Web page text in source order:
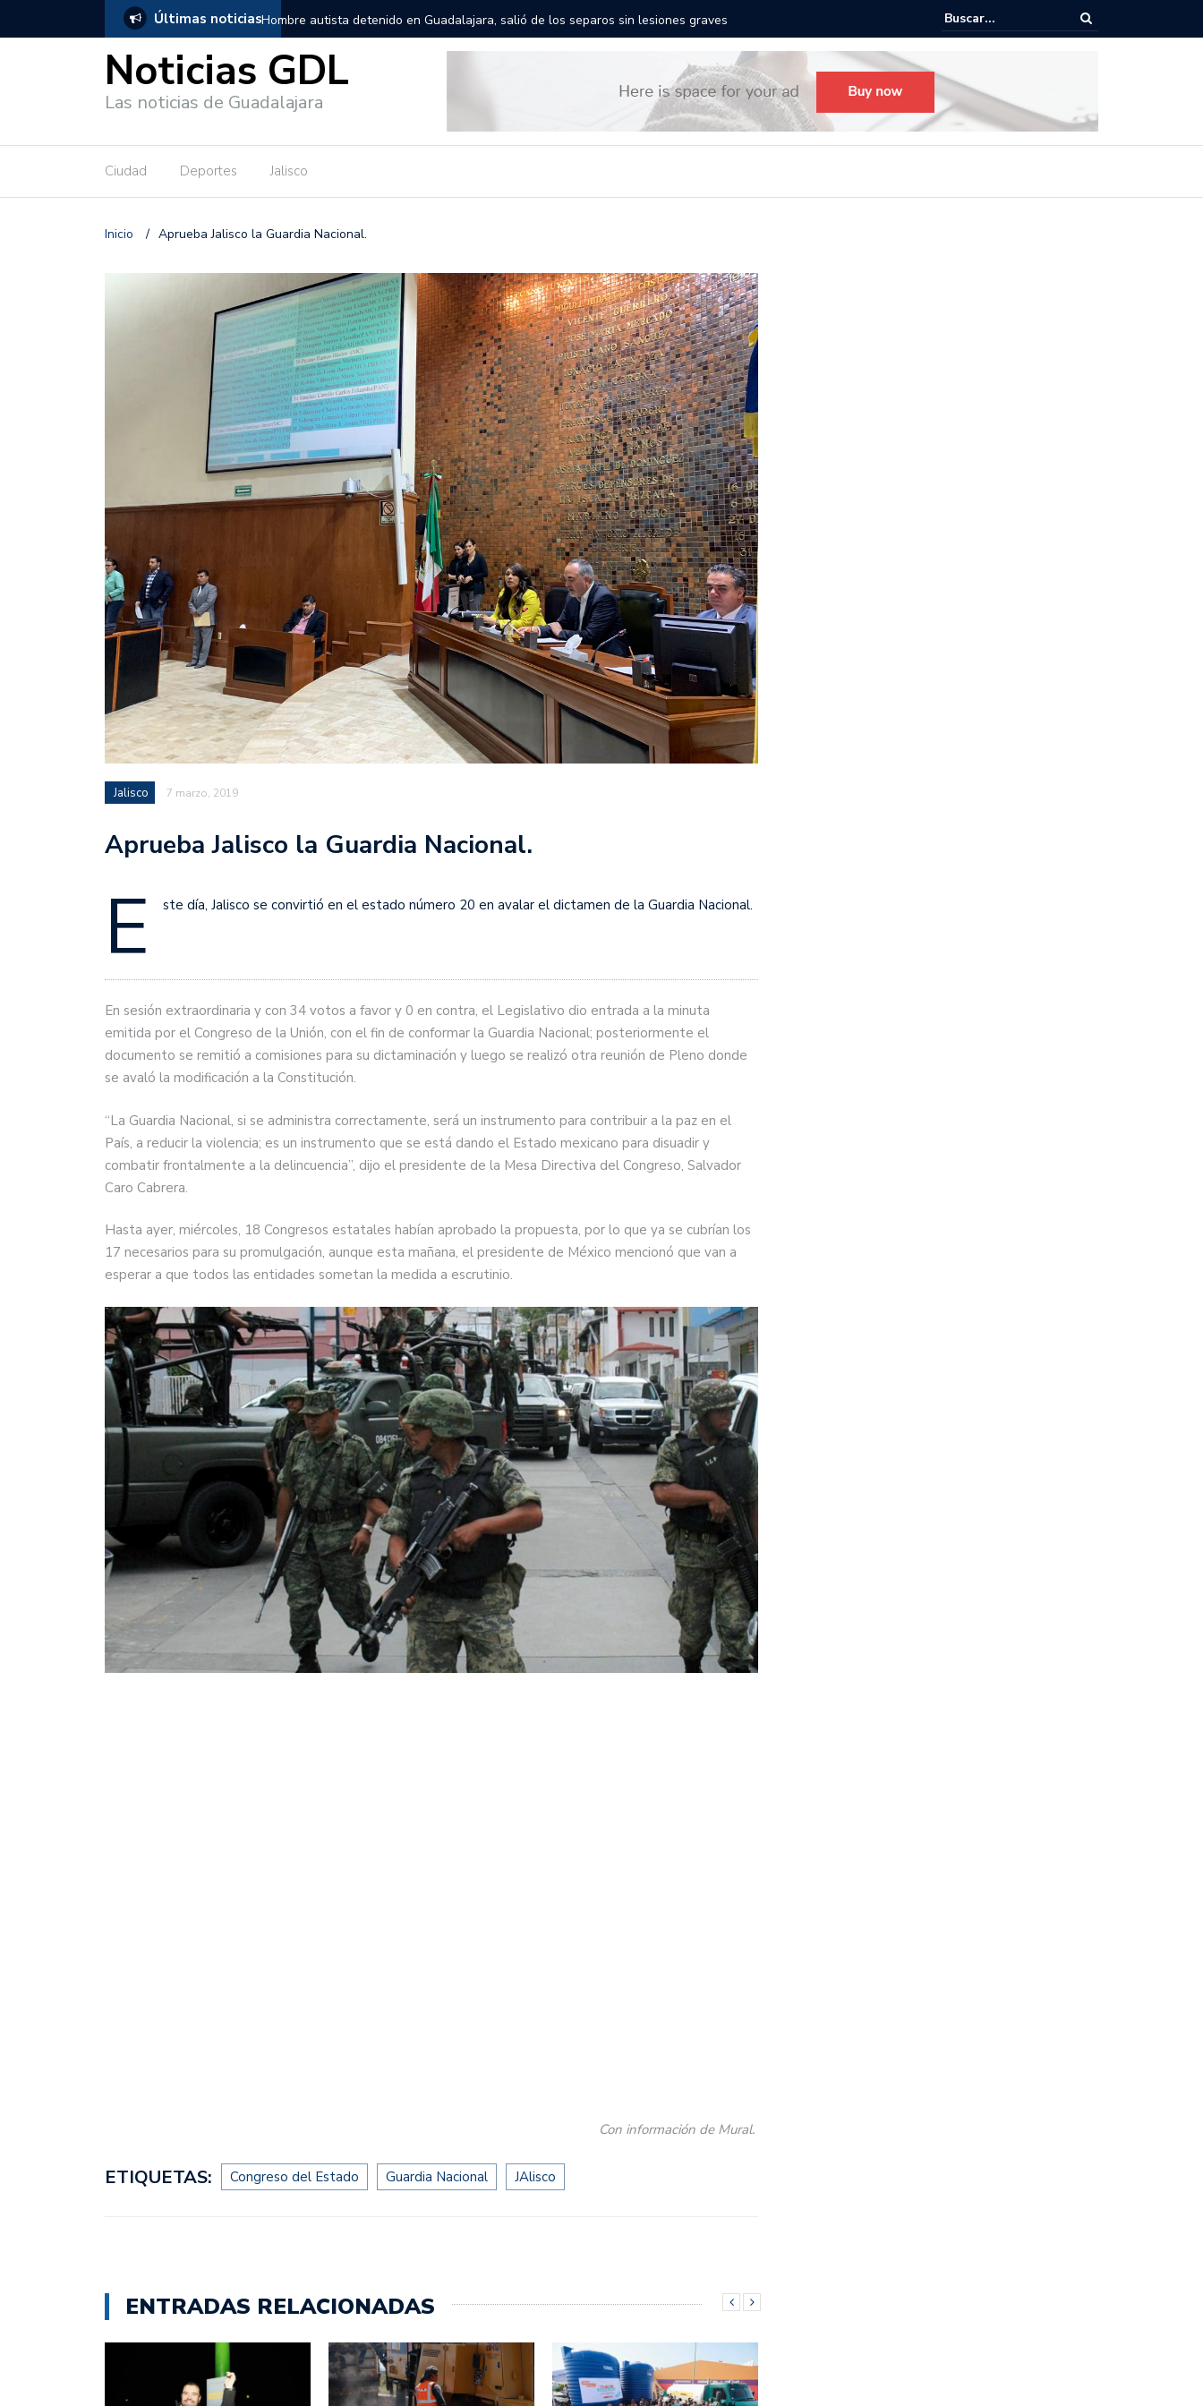
Últimas noticias
salió de los separos sin lesiones graves Títeres gigantes recorrerán las calles de Guadalajara: aparta la fecha Todo listo para el Festival Desfile Día de Muertos 2025 en Guadalajara
Noticias GDL
Las noticias de Guadalajara
Ciudad Deportes Jalisco
Inicio / Aprueba Jalisco la Guardia Nacional.
Jalisco 7 marzo, 2019
Aprueba Jalisco la Guardia Nacional.
E ste día, Jalisco se convirtió en el estado número 20 en avalar el dictamen de la Guardia Nacional.
En sesión extraordinaria y con 34 votos a favor y 0 en contra, el Legislativo dio entrada a la minuta
emitida por el Congreso de la Unión, con el fin de conformar la Guardia Nacional; posteriormente el
documento se remitió a comisiones para su dictaminación y luego se realizó otra reunión de Pleno donde
se avaló la modificación a la Constitución.
“La Guardia Nacional, si se administra correctamente, será un instrumento para contribuir a la paz en el
País, a reducir la violencia; es un instrumento que se está dando el Estado mexicano para disuadir y
combatir frontalmente a la delincuencia”, dijo el presidente de la Mesa Directiva del Congreso, Salvador
Caro Cabrera.
Hasta ayer, miércoles, 18 Congresos estatales habían aprobado la propuesta, por lo que ya se cubrían los
17 necesarios para su promulgación, aunque esta mañana, el presidente de México mencionó que van a
esperar a que todos las entidades sometan la medida a escrutinio.
Con información de Mural.
ETIQUETAS: Congreso del Estado Guardia Nacional JAlisco
ENTRADAS RELACIONADAS